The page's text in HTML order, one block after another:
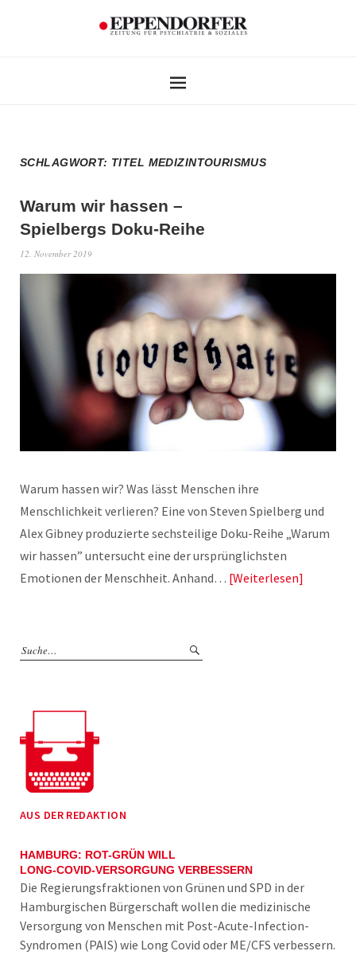
SCHLAGWORT: TITEL MEDIZINTOURISMUS
Warum wir hassen –
Spielbergs Doku-Reihe
12. November 2019
Warum hassen wir? Was lässt Menschen ihre
Menschlichkeit verlieren? Eine von Steven Spielberg und
Alex Gibney produzierte sechsteilige Doku-Reihe „Warum
wir hassen” untersucht eine der ursprünglichsten
Emotionen der Menschheit. Anhand… Weiterlesen
AUS DER REDAKTION
HAMBURG: ROT-GRÜN WILL
LONG-COVID-VERSORGUNG VERBESSERN
Die Regierungsfraktionen von Grünen und SPD in der
Hamburgischen Bürgerschaft wollen die medizinische
Versorgung von Menschen mit Post-Acute-Infection-
Syndromen (PAIS) wie Long Covid oder ME/CFS verbessern.